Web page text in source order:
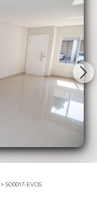
> SO0017-EVOS